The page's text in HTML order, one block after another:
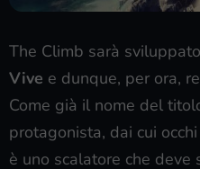
The Climb sarà
Vive e dunque, per ora,
Come già il nome del
protagonista, dai cui
è uno scalatore che deve